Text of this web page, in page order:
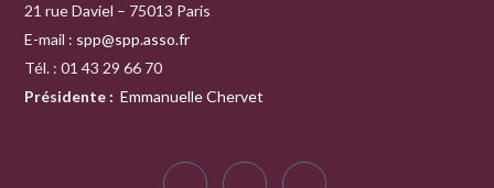
21 rue Daviel – 75013 Paris
E-mail : spp@spp.asso.fr
Tél. : 01 43 29 66 70
Présidente : Emmanuelle Chervet